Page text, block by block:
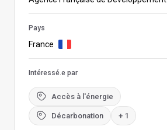
Pays
France
Intéressé.e par
Accès à l'énergie
Décarbonation + 1